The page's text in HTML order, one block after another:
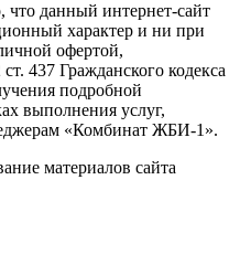
данный интернет-сайт
характер и ни при
офертой,
437 Гражданского кодекса
подробной
выполнения услуг,
«Комбинат ЖБИ-1».
материалов сайта